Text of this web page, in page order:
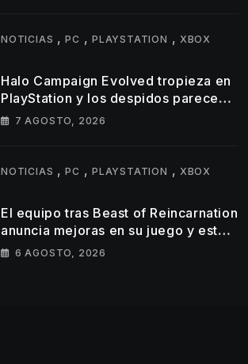
NOTICIAS ,PC ,PLAYSTATION , XBOX
Halo Campaign Evolved tropieza en
PlayStation y los despidos parecen
golpear al estudio tras un
7 AGOSTO, 2026
NOTICIAS ,PC ,PLAYSTATION , XBOX
El equipo tras Beast of Reincarnation
anuncia mejoras en su juego y estos
son los primeros cambios que
6 AGOSTO, 2026